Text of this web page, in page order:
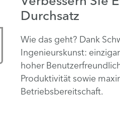
Durchsatz
Wie das geht? Dank
Ingenieurskunst:
hoher
Produktivität sowie
Betriebsbereitschaft.